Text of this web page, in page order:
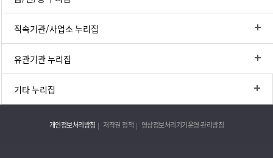
직속기관/사업소 누리집
유관기관 누리집
기타 누리집
개인정보처리방침 저작권 정책 영상정보처리기기운영·관리방침